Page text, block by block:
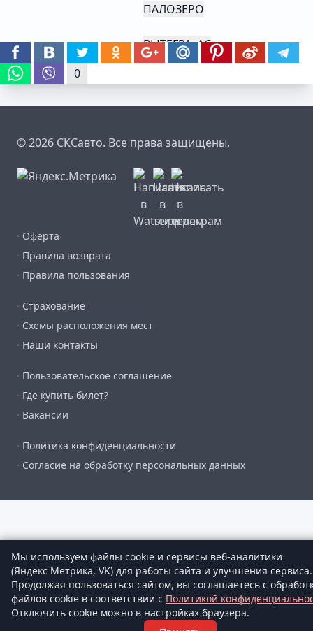
ПАЛОЗЕРО
ВЫТЕГРА, АС
0
© 2026 СКСавто. Все права защищены.
· Оферта
· Правила возврата
· Правила пользования
· Страхование
· Схемы расположения мест
· Наши контакты
· Пользовательское соглашение
· Где купить билет?
· Вакансии
· Политика конфиденциальности
· Согласие на обработку персональных данных
Мы используем файлы cookie и сервисы веб-аналитики
(Яндекс Метрика, VK) для работы сайта и улучшения сервиса.
Продолжая пользоваться сайтом, вы соглашаетесь с
файлов cookie в соответствии с Политикой
Отключить cookie можно в настройках браузера.